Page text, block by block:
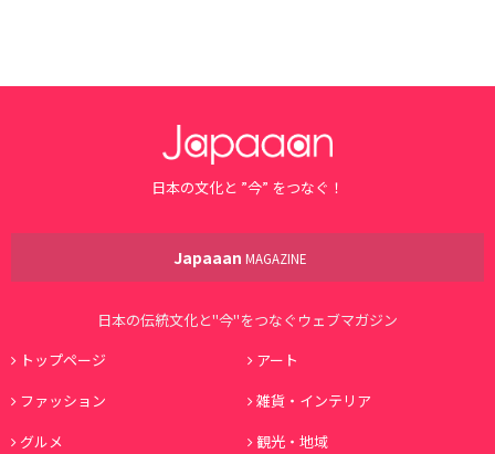
日本の文化と ”今” をつなぐ！
Japaaan MAGAZINE
日本の伝統文化と"今"をつなぐウェブマガジン
トップページ
アート
ファッション
雑貨・インテリア
グルメ
観光・地域